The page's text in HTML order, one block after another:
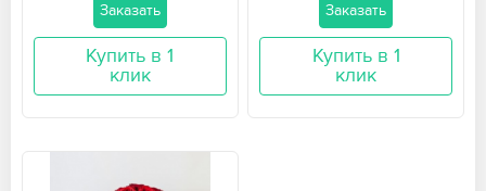
Заказать
Купить в 1
клик
Заказать
Купить в 1
клик